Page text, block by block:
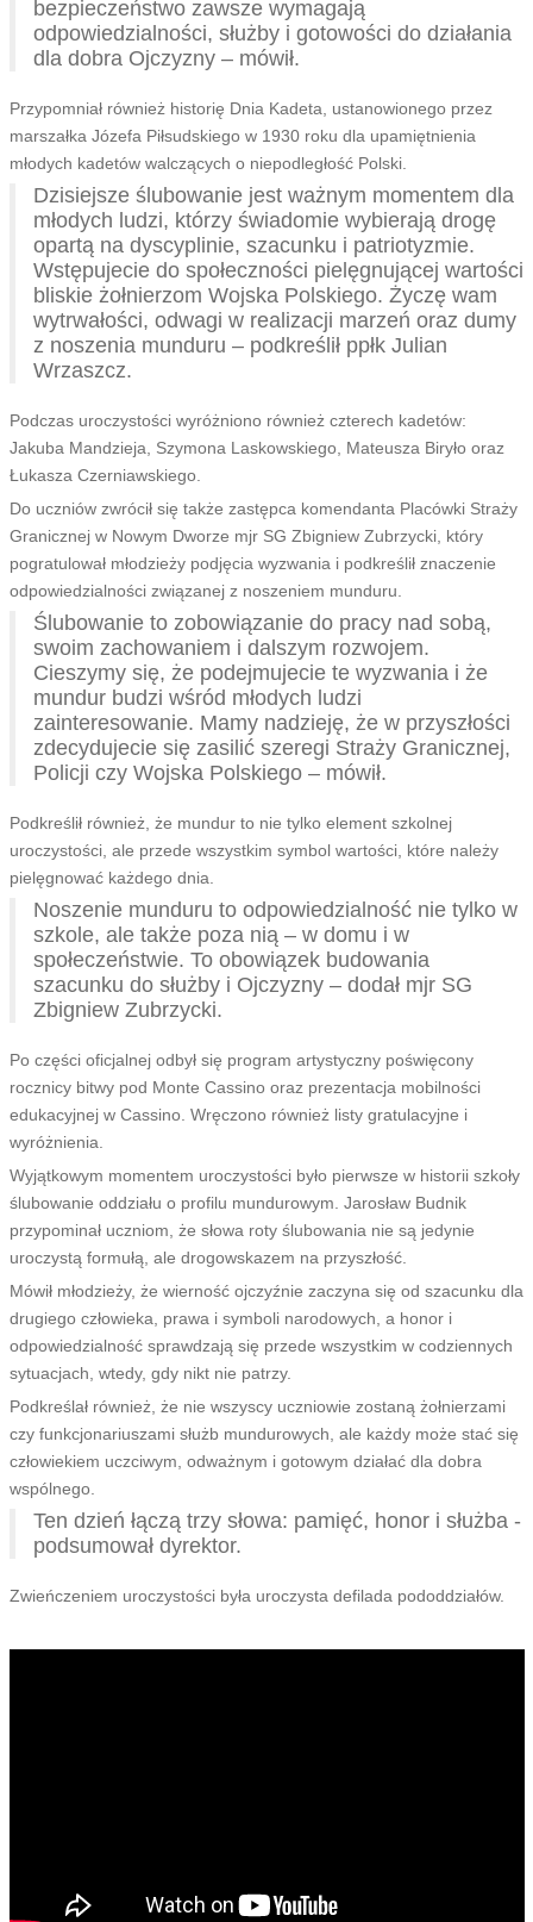
bezpieczeństwo zawsze wymagają
odpowiedzialności, służby i gotowości do działania
dla dobra Ojczyzny – mówił.
Przypomniał również historię Dnia Kadeta, ustanowionego przez
marszałka Józefa Piłsudskiego w 1930 roku dla upamiętnienia
młodych kadetów walczących o niepodległość Polski.
Dzisiejsze ślubowanie jest ważnym momentem dla
młodych ludzi, którzy świadomie wybierają drogę
opartą na dyscyplinie, szacunku i patriotyzmie.
Wstępujecie do społeczności pielęgnującej wartości
bliskie żołnierzom Wojska Polskiego. Życzę wam
wytrwałości, odwagi w realizacji marzeń oraz dumy
z noszenia munduru – podkreślił ppłk Julian
Wrzaszcz.
Podczas uroczystości wyróżniono również czterech kadetów:
Jakuba Mandzieja, Szymona Laskowskiego, Mateusza Biryło oraz
Łukasza Czerniawskiego.
Do uczniów zwrócił się także zastępca komendanta Placówki Straży
Granicznej w Nowym Dworze mjr SG Zbigniew Zubrzycki, który
pogratulował młodzieży podjęcia wyzwania i podkreślił znaczenie
odpowiedzialności związanej z noszeniem munduru.
Ślubowanie to zobowiązanie do pracy nad sobą,
swoim zachowaniem i dalszym rozwojem.
Cieszymy się, że podejmujecie te wyzwania i że
mundur budzi wśród młodych ludzi
zainteresowanie. Mamy nadzieję, że w przyszłości
zdecydujecie się zasilić szeregi Straży Granicznej,
Policji czy Wojska Polskiego – mówił.
Podkreślił również, że mundur to nie tylko element szkolnej
uroczystości, ale przede wszystkim symbol wartości, które należy
pielęgnować każdego dnia.
Noszenie munduru to odpowiedzialność nie tylko w
szkole, ale także poza nią – w domu i w
społeczeństwie. To obowiązek budowania
szacunku do służby i Ojczyzny – dodał mjr SG
Zbigniew Zubrzycki.
Po części oficjalnej odbył się program artystyczny poświęcony
rocznicy bitwy pod Monte Cassino oraz prezentacja mobilności
edukacyjnej w Cassino. Wręczono również listy gratulacyjne i
wyróżnienia.
Wyjątkowym momentem uroczystości było pierwsze w historii szkoły
ślubowanie oddziału o profilu mundurowym. Jarosław Budnik
przypominał uczniom, że słowa roty ślubowania nie są jedynie
uroczystą formułą, ale drogowskazem na przyszłość.
Mówił młodzieży, że wierność ojczyźnie zaczyna się od szacunku dla
drugiego człowieka, prawa i symboli narodowych, a honor i
odpowiedzialność sprawdzają się przede wszystkim w codziennych
sytuacjach, wtedy, gdy nikt nie patrzy.
Podkreślał również, że nie wszyscy uczniowie zostaną żołnierzami
czy funkcjonariuszami służb mundurowych, ale każdy może stać się
człowiekiem uczciwym, odważnym i gotowym działać dla dobra
wspólnego.
Ten dzień łączą trzy słowa: pamięć, honor i służba -
podsumował dyrektor.
Zwieńczeniem uroczystości była uroczysta defilada pododdziałów.